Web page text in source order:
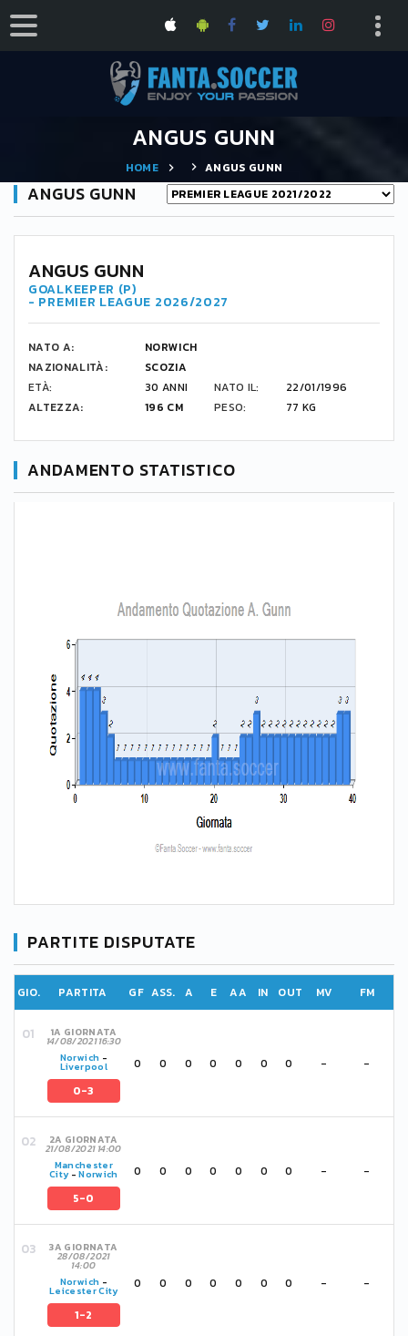
ANGUS GUNN
HOME ANGUS GUNN
ANGUS GUNN
ANGUS GUNN
GOALKEEPER (P)
- PREMIER LEAGUE 2026/2027
NATO A:
NORWICH
NAZIONALITÀ:
SCOZIA
ETÀ:
30 ANNI NATO IL:
22/01/1996
ALTEZZA:
196 CM PESO: 77 KG
ANDAMENTO STATISTICO
PARTITE DISPUTATE
GIO. PARTITA GF ASS. A E AA IN OUT MV FM
1A GIORNATA
14/08/2021 16:30
Norwich -
Liverpool
0-3
0 0 0 0 0 0 0 - -
2A GIORNATA
21/08/2021 14:00
Manchester
City-Norwich
5-0
0 0 0 0 0 0 0 - -
3A GIORNATA
28/08/2021
14:00
Norwich -
Leicester City
1-2
0 0 0 0 0 0 0 - -